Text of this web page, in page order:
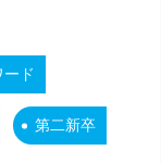
ド
第二新卒